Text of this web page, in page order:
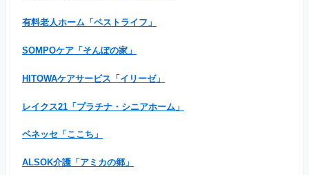
有料老人ホーム「ベストライフ」
SOMPOケア「そんぽの家」
HITOWAケアサービス「イリーゼ」
レイクス21「プラチナ・シニアホーム」
ベネッセ「ここち」
ALSOK介護「アミカの郷」